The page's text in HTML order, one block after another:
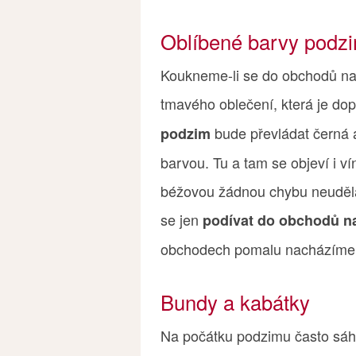
Oblíbené barvy
Koukneme-li se do obchodů
tmavého oblečení, která je
podzim bude převládat
barvou. Tu a tam se objeví i
béžovou žádnou chybu
se jen podívat do obchodů
obchodech pomalu
Bundy a kabátky
Na počátku podzimu často